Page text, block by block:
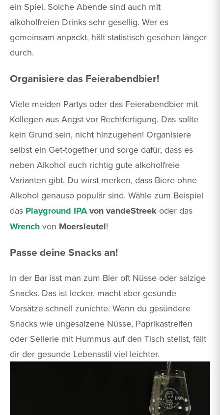
ein Spiel. Solche Abende sind auch mit
alkoholfreien Drinks sehr gesellig. Wer es
gemeinsam anpackt, hält statistisch gesehen länger
durch.
Organisiere das Feierabendbier!
Viele meiden Partys oder das Feierabendbier mit
Kollegen aus Angst vor Rechtfertigung. Das sollte
kein Grund sein, nicht hinzugehen! Organisiere
selbst ein Get-together und sorge dafür, dass es
neben Alkohol auch richtig gute alkoholfreie
Varianten gibt. Du wirst merken, dass Biere ohne
Alkohol genauso populär sind. Wähle zum Beispiel
das Playground IPAvon vandeStreek oder das
Wrench von Moersleutel!
Passe deine Snacks an!
In der Bar isst man zum Bier oft Nüsse oder salzige
Snacks. Das ist lecker, macht aber gesunde
Vorsätze schnell zunichte. Wenn du gesündere
Snacks wie ungesalzene Nüsse, Paprikastreifen
oder Sellerie mit Hummus auf den Tisch stellst, fällt
dir der gesunde Lebensstil viel leichter.